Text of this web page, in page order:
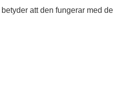
att den fungerar med de